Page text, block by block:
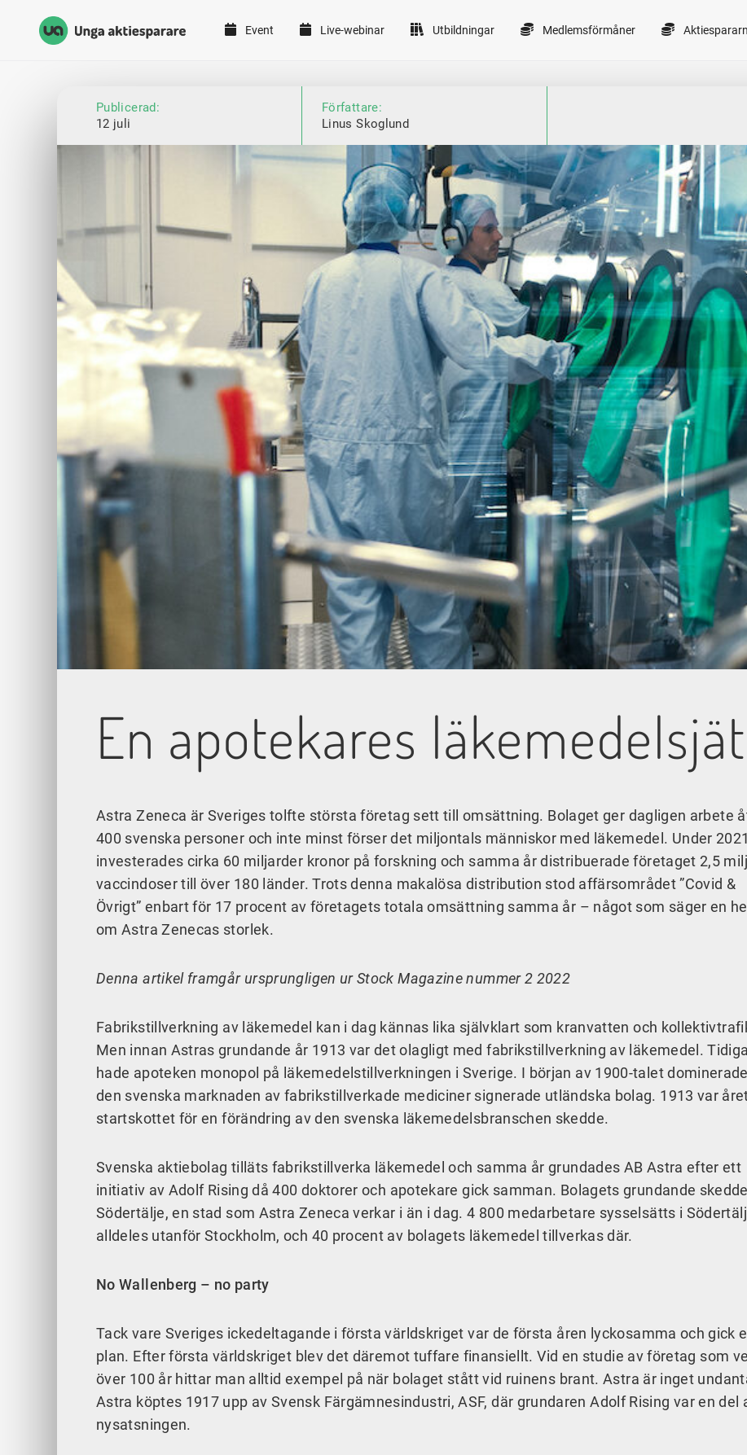
Unga Aktiesparare
Event Live-webinar Utbildningar Medlemsförmåner
Publicerad:
12 juli
Författare:
Linus Skoglund
En apotekares
Astra Zeneca är Sveriges tolfte största företag sett till omsättning. Bolaget ger dagligen arbete
400 svenska personer och inte minst förser det miljontals människor med läkemedel. Under 2021
investerades cirka 60 miljarder kronor på forskning och samma år distribuerade företaget 2,5
vaccindoser till över 180 länder. Trots denna makalösa distribution stod affärsområdet ”Covid &
Övrigt” enbart för 17 procent av företagets totala omsättning samma år – något som säger en
om Astra Zenecas storlek.
Denna artikel framgår ursprungligen ur Stock Magazine nummer 2 2022
Fabrikstillverkning av läkemedel kan i dag kännas lika självklart som kranvatten och
Men innan Astras grundande år 1913 var det olagligt med fabrikstillverkning av läkemedel.
hade apoteken monopol på läkemedelstillverkningen i Sverige. I början av 1900-talet
den svenska marknaden av fabrikstillverkade mediciner signerade utländska bolag. 1913 var
startskottet för en förändring av den svenska läkemedelsbranschen skedde.
Svenska aktiebolag tilläts fabrikstillverka läkemedel och samma år grundades AB Astra efter ett
initiativ av Adolf Rising då 400 doktorer och apotekare gick samman. Bolagets grundande
Södertälje, en stad som Astra Zeneca verkar i än i dag. 4 800 medarbetare sysselsätts i
alldeles utanför Stockholm, och 40 procent av bolagets läkemedel tillverkas där.
No Wallenberg – no party
Tack vare Sveriges ickedeltagande i första världskriget var de första åren lyckosamma och gick
plan. Efter första världskriget blev det däremot tuffare finansiellt. Vid en studie av företag som
över 100 år hittar man alltid exempel på när bolaget stått vid ruinens brant. Astra är inget
Astra köptes 1917 upp av Svensk Färgämnesindustri, ASF, där grundaren Adolf Rising var en del
nysatsningen.